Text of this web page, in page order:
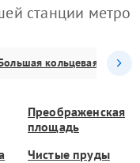
станции метро
кольцевая
Преображенская
площадь
Чистые пруды